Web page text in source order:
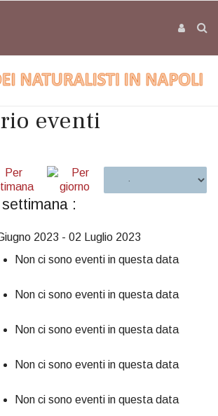
eventi
:
2023 - 02 Luglio 2023
Non ci sono eventi in questa data
Non ci sono eventi in questa data
Non ci sono eventi in questa data
Non ci sono eventi in questa data
Non ci sono eventi in questa data